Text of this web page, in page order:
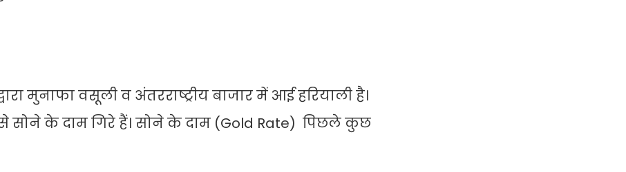
मुनाफा वसूली व अंतरराष्ट्रीय बाजार में आई हरियाली है।
सोने के दाम गिरे हैं। सोने के दाम (Gold Rate) पिछले कुछ